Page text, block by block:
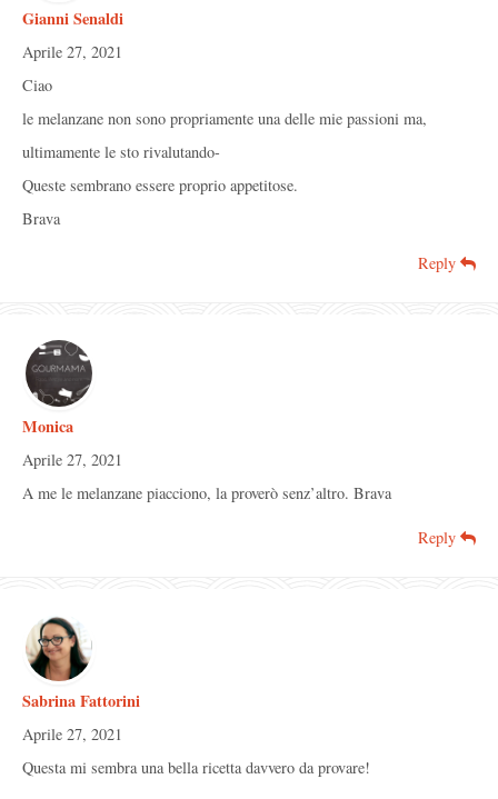
Gianni Senaldi
Aprile 27, 2021
Ciao
le melanzane non sono propriamente una delle mie passioni ma,
ultimamente le sto rivalutando-
Queste sembrano essere proprio appetitose.
Brava
Reply
Monica
Aprile 27, 2021
A me le melanzane piacciono, la proverò senz’altro. Brava
Reply
Sabrina Fattorini
Aprile 27, 2021
Questa mi sembra una bella ricetta davvero da provare!